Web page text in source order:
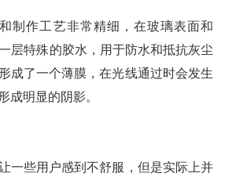
制作工艺非常精细，在玻璃表面和
层特殊的胶水，用于防水和抵抗灰尘
成了一个薄膜，在光线通过时会发生
成明显的阴影。
一些用户感到不舒服，但是实际上并